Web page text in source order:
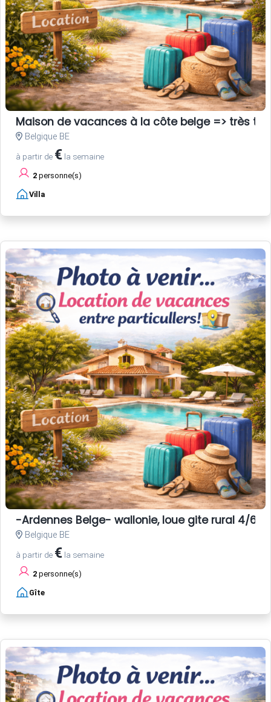
Maison de vacances à la côte belge => très
Belgique BE
à partir de € la semaine
2 personne(s)
Villa
-Ardennes Belge- wallonie, loue gite rural 4/6
Belgique BE
à partir de € la semaine
2 personne(s)
Gîte